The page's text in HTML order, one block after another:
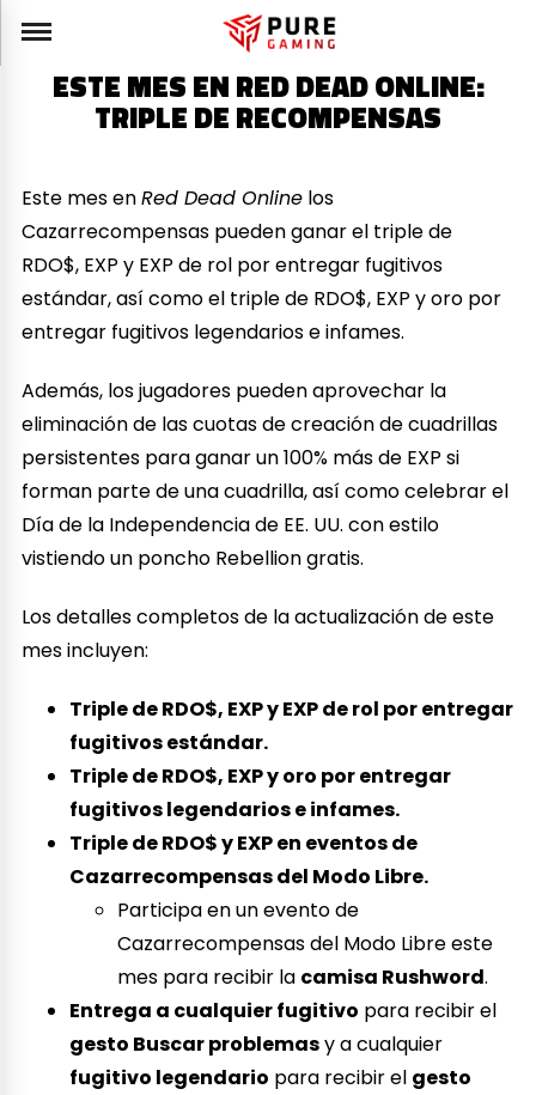
ESTE MES EN RED DEAD ONLINE:
TRIPLE DE RECOMPENSAS
Este mes enRed Dead Online los
Cazarrecompensas pueden ganar el triple de
RDO$, EXP y EXP de rol por entregar fugitivos
estándar, así como el triple de RDO$, EXP y oro por
entregar fugitivos legendarios e infames.
Además, los jugadores pueden aprovechar la
eliminación de las cuotas de creación de cuadrillas
persistentes para ganar un 100% más de EXP si
forman parte de una cuadrilla, así como celebrar el
Día de la Independencia de EE. UU. con estilo
vistiendo un poncho Rebellion gratis.
Los detalles completos de la actualización de este
mes incluyen:
Triple de RDO$, EXP y EXP de rol por entregar
fugitivos estándar.
Triple de RDO$, EXP y oro por entregar
fugitivos legendarios e infames.
Triple de RDO$ y EXP en eventos de
Cazarrecompensas del Modo Libre.
Participa en un evento de
Cazarrecompensas del Modo Libre este
mes para recibir la camisa Rushword.
Entrega a cualquier fugitivo para recibir el
gesto Buscar problemasy a cualquier
fugitivo legendario para recibir el gesto